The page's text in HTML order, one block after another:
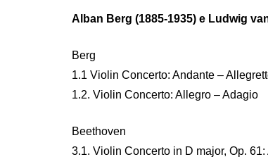
Alban Berg (1885-1935) e Ludwig
Berg
1.1 Violin Concerto: Andante –
1.2. Violin Concerto: Allegro – Adagio
Beethoven
3.1. Violin Concerto in D major, Op.